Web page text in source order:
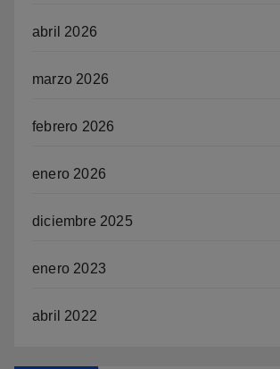
abril 2026
marzo 2026
febrero 2026
enero 2026
diciembre 2025
enero 2023
abril 2022